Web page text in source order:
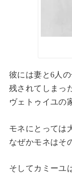
彼には妻と6人
残されてしまっ
ヴェトゥイユの
モネにとっては
なぜかモネはそ
そしてカミーユ